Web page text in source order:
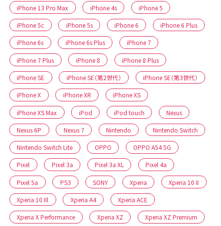
iPhone 13 Pro Max iPhone 4s iPhone 5
iPhone 5c iPhone 5s iPhone 6 iPhone 6 Plus
iPhone 6s iPhone 6s Plus iPhone 7
iPhone 7 Plus iPhone 8 iPhone 8 Plus
iPhone SE iPhone SE（第2世代） iPhone SE（第3世代）
iPhone X iPhone XR iPhone XS
iPhone XS Max iPod iPod touch Nexus
Nexus 6P Nexus 7 Nintendo Nintendo Switch
Nintendo Switch Lite OPPO OPPO A54 5G
Pixel Pixel 3a Pixel 3a XL Pixel 4a
Pixel 5a PS3 SONY Xperia Xperia 10 II
Xperia 10 IIl Xperia A4 Xperia ACE
Xperia X Performance Xperia XZ Xperia XZ Premium